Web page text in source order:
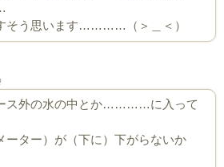
そう思います…………（＞＿＜）
ス外の水の中とか…………に入って
ター）が（下に）下がらないか